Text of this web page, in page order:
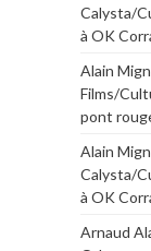
Calysta/
à OK
Alain
Films/
pont
Alain
Calysta/
à OK
Arnaud